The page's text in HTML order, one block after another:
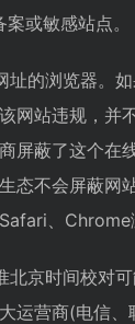
或敏感站点。
址的浏览器。
网站违规，并
屏蔽了这个在
态不会屏蔽网
、Chrome
北京时间校对
运营商(电信